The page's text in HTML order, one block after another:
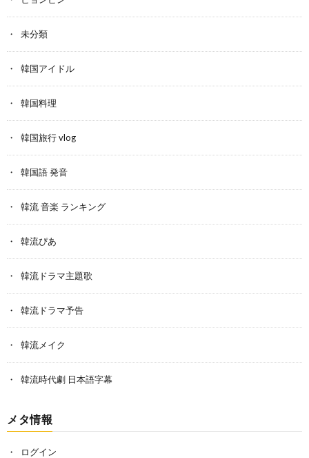
未分類
韓国アイドル
韓国料理
韓国旅行 vlog
韓国語 発音
韓流 音楽 ランキング
韓流ぴあ
韓流ドラマ主題歌
韓流ドラマ予告
韓流メイク
韓流時代劇 日本語字幕
メタ情報
ログイン